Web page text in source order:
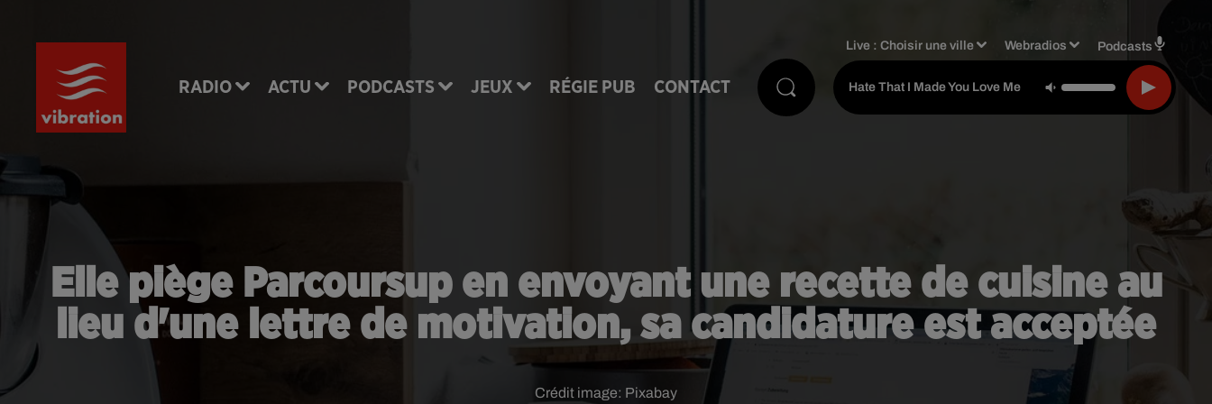
RADIO ACTU PODCASTS JEUX RÉGIE PUB CONTACT
Live :Choisir une ville Webradios Podcasts
Hate That I Made You Love Me Ariana Grande
Elle piège Parcoursup en envoyant une recette de cuisine au
lieu d'une lettre de motivation, sa candidature est acceptée
Crédit image: Pixabay